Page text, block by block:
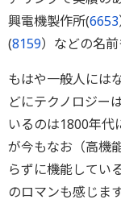
興電機製作所(6653
(8159）などの名前
もはや一般人には
どにテクノロジー
いるのは1800年代
が今もなお（高機
らずに機能してい
のロマンも感じま